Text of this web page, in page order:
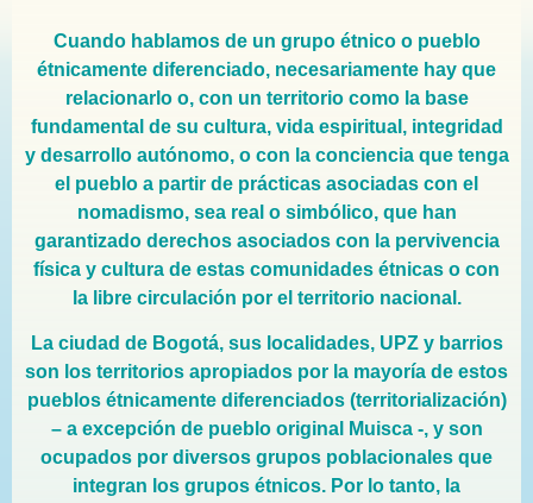
Cuando hablamos de un grupo étnico o pueblo
étnicamente diferenciado, necesariamente hay que
relacionarlo o, con un territorio como la base
fundamental de su cultura, vida espiritual, integridad
y desarrollo autónomo, o con la conciencia que tenga
el pueblo a partir de prácticas asociadas con el
nomadismo, sea real o simbólico, que han
garantizado derechos asociados con la pervivencia
física y cultura de estas comunidades étnicas o con
la libre circulación por el territorio nacional.
La ciudad de Bogotá, sus localidades, UPZ y barrios
son los territorios apropiados por la mayoría de estos
pueblos étnicamente diferenciados (territorialización)
– a excepción de pueblo original Muisca -, y son
ocupados por diversos grupos poblacionales que
integran los grupos étnicos. Por lo tanto, la